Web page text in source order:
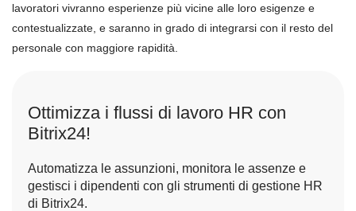
lavoratori vivranno esperienze più vicine alle loro esigenze e
contestualizzate, e saranno in grado di integrarsi con il resto del
personale con maggiore rapidità.
Ottimizza i flussi di lavoro HR con
Bitrix24!
Automatizza le assunzioni, monitora le assenze e
gestisci i dipendenti con gli strumenti di gestione HR
di Bitrix24.